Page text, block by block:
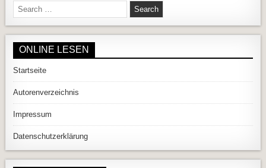
Search for:
ONLINE LESEN
Startseite
Autorenverzeichnis
Impressum
Datenschutzerklärung